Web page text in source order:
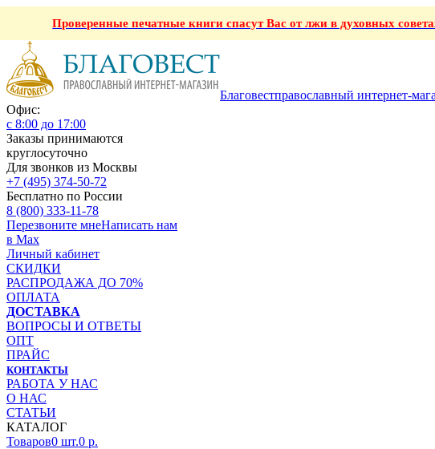
Проверенные печатные книги спасут Вас от лжи в духовных
Благовестправославный интернет-
Офис:
с 8:00 до 17:00
Заказы принимаются
круглосуточно
Для звонков из Москвы
+7 (495) 374-50-72
Бесплатно по России
8 (800) 333-11-78
Перезвоните мнеНаписать нам
в Max
Личный кабинет
СКИДКИ
РАСПРОДАЖА ДО 70%
ОПЛАТА
ДОСТАВКА
ВОПРОСЫ И ОТВЕТЫ
ОПТ
ПРАЙС
КОНТАКТЫ
РАБОТА У НАС
О НАС
СТАТЬИ
КАТАЛОГ
Товаров0 шт.0 р.